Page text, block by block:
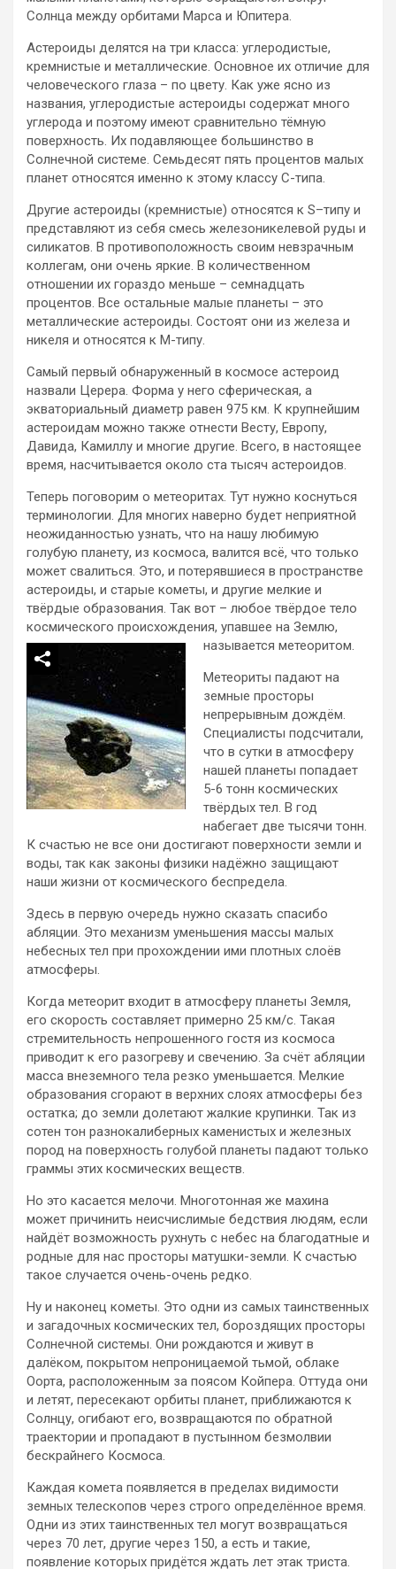
Солнца между орбитами Марса и Юпитера.
Астероиды делятся на три класса: углеродистые,
кремнистые и металлические. Основное их отличие для
человеческого глаза – по цвету. Как уже ясно из
названия, углеродистые астероиды содержат много
углерода и поэтому имеют сравнительно тёмную
поверхность. Их подавляющее большинство в
Солнечной системе. Семьдесят пять процентов малых
планет относятся именно к этому классу С-типа.
Другие астероиды (кремнистые) относятся к S–типу и
представляют из себя смесь железоникелевой руды и
силикатов. В противоположность своим невзрачным
коллегам, они очень яркие. В количественном
отношении их гораздо меньше – семнадцать
процентов. Все остальные малые планеты – это
металлические астероиды. Состоят они из железа и
никеля и относятся к М-типу.
Самый первый обнаруженный в космосе астероид
назвали Церера. Форма у него сферическая, а
экваториальный диаметр равен 975 км. К крупнейшим
астероидам можно также отнести Весту, Европу,
Давида, Камиллу и многие другие. Всего, в настоящее
время, насчитывается около ста тысяч астероидов.
Теперь поговорим о метеоритах. Тут нужно коснуться
терминологии. Для многих наверно будет неприятной
неожиданностью узнать, что на нашу любимую
голубую планету, из космоса, валится всё, что только
может свалиться. Это, и потерявшиеся в пространстве
астероиды, и старые кометы, и другие мелкие и
твёрдые образования. Так вот – любое твёрдое тело
космического происхождения, упавшее на Землю,
называется метеоритом.
Метеориты падают на
земные просторы
непрерывным дождём.
Специалисты подсчитали,
что в сутки в атмосферу
нашей планеты попадает
5-6 тонн космических
твёрдых тел. В год
набегает две тысячи тонн.
К счастью не все они достигают поверхности земли и
воды, так как законы физики надёжно защищают
наши жизни от космического беспредела.
Здесь в первую очередь нужно сказать спасибо
абляции. Это механизм уменьшения массы малых
небесных тел при прохождении ими плотных слоёв
атмосферы.
Когда метеорит входит в атмосферу планеты Земля,
его скорость составляет примерно 25 км/с. Такая
стремительность непрошенного гостя из космоса
приводит к его разогреву и свечению. За счёт абляции
масса внеземного тела резко уменьшается. Мелкие
образования сгорают в верхних слоях атмосферы без
остатка; до земли долетают жалкие крупинки. Так из
сотен тон разнокалиберных каменистых и железных
пород на поверхность голубой планеты падают только
граммы этих космических веществ.
Но это касается мелочи. Многотонная же махина
может причинить неисчислимые бедствия людям, если
найдёт возможность рухнуть с небес на благодатные и
родные для нас просторы матушки-земли. К счастью
такое случается очень-очень редко.
Ну и наконец кометы. Это одни из самых таинственных
и загадочных космических тел, бороздящих просторы
Солнечной системы. Они рождаются и живут в
далёком, покрытом непроницаемой тьмой, облаке
Оорта, расположенным за поясом Койпера. Оттуда они
и летят, пересекают орбиты планет, приближаются к
Солнцу, огибают его, возвращаются по обратной
траектории и пропадают в пустынном безмолвии
бескрайнего Космоса.
Каждая комета появляется в пределах видимости
земных телескопов через строго определённое время.
Одни из этих таинственных тел могут возвращаться
через 70 лет, другие через 150, а есть и такие,
появление которых придётся ждать лет этак триста.